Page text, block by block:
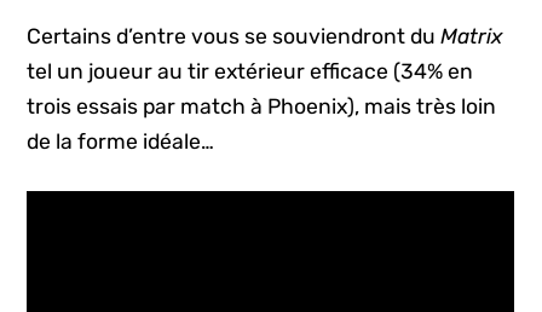
Certains d’entre vous se souviendront duMatrix
tel un joueur au tir extérieur efficace (34% en
trois essais par match à Phoenix), mais très loin
de la forme idéale…